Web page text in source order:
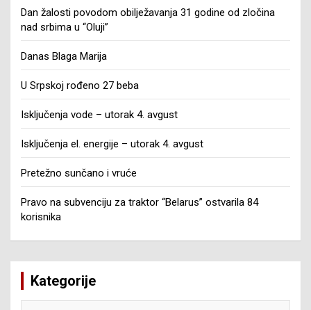
Dan žalosti povodom obilježavanja 31 godine od zločina
nad srbima u “Oluji”
Danas Blaga Marija
U Srpskoj rođeno 27 beba
Isključenja vode – utorak 4. avgust
Isključenja el. energije – utorak 4. avgust
Pretežno sunčano i vruće
Pravo na subvenciju za traktor “Belarus” ostvarila 84
korisnika
Kategorije